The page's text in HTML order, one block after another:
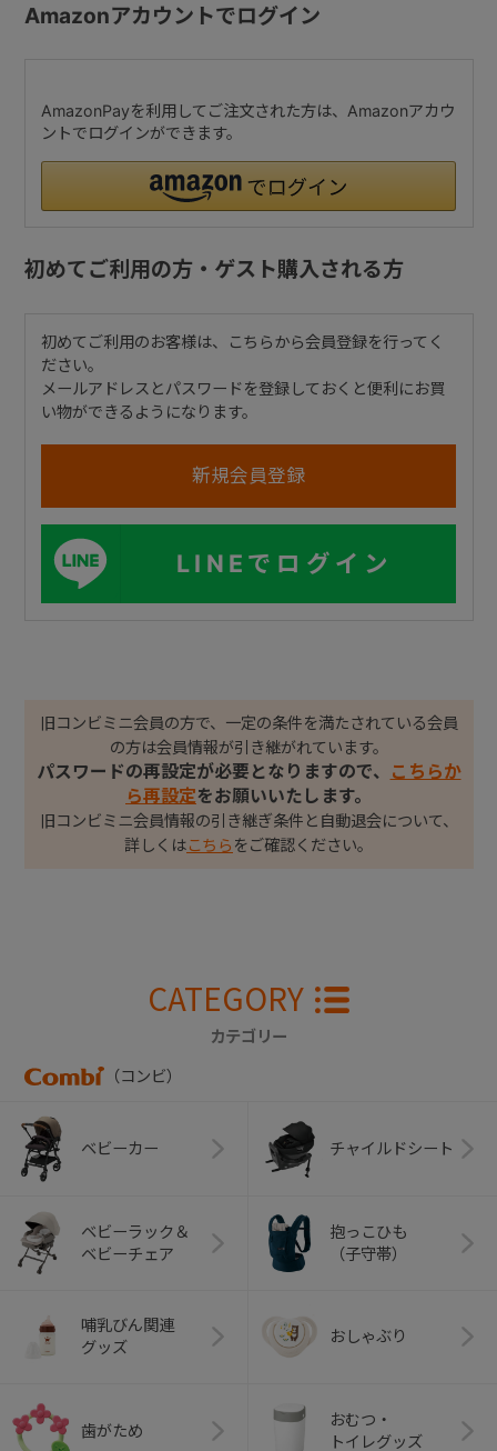
Amazonアカウントでログイン
AmazonPayを利用してご注文された方は、Amazonアカウ
ントでログインができます。
初めてご利用の方・ゲスト購入される方
初めてご利用のお客様は、こちらから会員登録を行ってく
ださい。
メールアドレスとパスワードを登録しておくと便利にお買
い物ができるようになります。
LINEでログイン
旧コンビミニ会員の方で、一定の条件を満たされている会員
の方は会員情報が引き継がれています。
パスワードの再設定が必要となりますので、
こちらか
ら再設定をお願いいたします。
旧コンビミニ会員情報の引き継ぎ条件と自動退会について、
詳しくはこちら をご確認ください。
CATEGORY
カテゴリー
（コンビ）
ベビーカー チャイルドシート
ベビーラック＆
ベビーチェア
抱っこひも
（子守帯）
哺乳びん関連
グッズ
おしゃぶり
歯がため
おむつ・
トイレグッズ